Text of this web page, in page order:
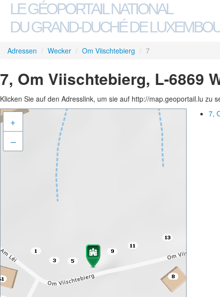
LE GÉOPORTAIL NATIONAL
DU GRAND-DUCHÉ DE
Adressen / Wecker / Om Viischtebierg / 7
7, Om Viischtebierg, L-6869
Klicken Sie auf den Adresslink, um sie auf http://map.geoportail.lu zu
+
–
7,